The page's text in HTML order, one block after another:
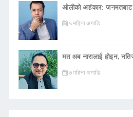
ओलीको अहंकार: जनमतबाट
५ महिना अगाडि
मत अब नारालाई होइन,
७ महिना अगाडि